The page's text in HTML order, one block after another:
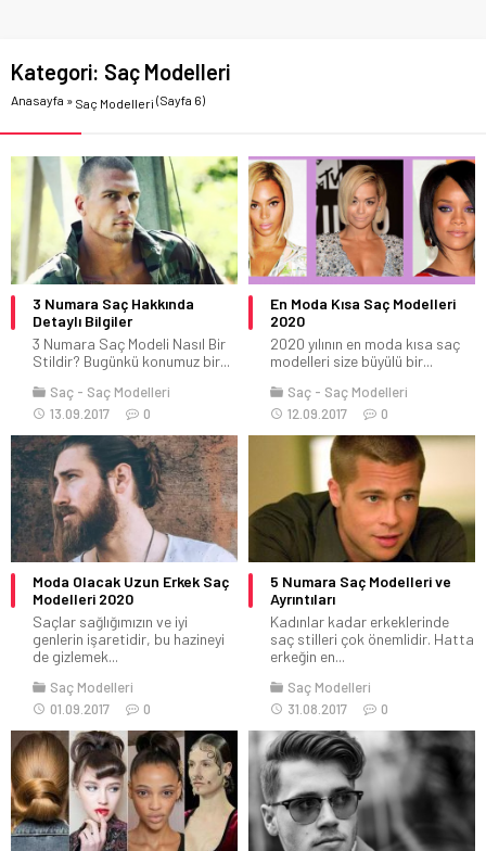
Kategori: Saç Modelleri
Anasayfa » Saç Modelleri (Sayfa 6)
3 Numara Saç Hakkında
Detaylı Bilgiler
3 Numara Saç Modeli Nasıl Bir
Stildir? Bugünkü konumuz bir...
Saç
Saç Modelleri
13.09.2017
0
En Moda Kısa Saç Modelleri
2020
2020 yılının en moda kısa saç
modelleri size büyülü bir...
Saç
Saç Modelleri
12.09.2017
0
Moda Olacak Uzun Erkek Saç
Modelleri 2020
Saçlar sağlığımızın ve iyi
genlerin işaretidir, bu hazineyi
de gizlemek...
Saç Modelleri
01.09.2017
0
5 Numara Saç Modelleri ve
Ayrıntıları
Kadınlar kadar erkeklerinde
saç stilleri çok önemlidir. Hatta
erkeğin en...
Saç Modelleri
31.08.2017
0